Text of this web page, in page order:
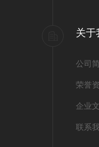
关于
公司
荣誉
企业
联系